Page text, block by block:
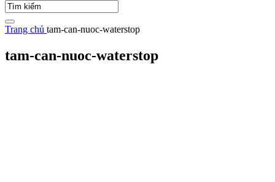
Trang chủ tam-can-nuoc-waterstop
tam-can-nuoc-waterstop